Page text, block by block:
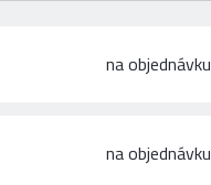
na objednávku
na objednávku